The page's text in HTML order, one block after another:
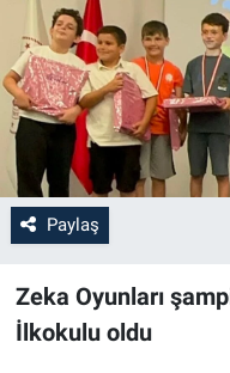
Paylaş
Zeka Oyunları
İlkokulu oldu
Eğitim
Ekonomi
Dünya
Teknoloji
Siyaset